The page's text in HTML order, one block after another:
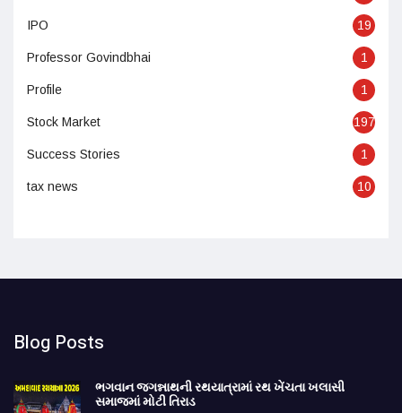
IPO 19
Professor Govindbhai 1
Profile 1
Stock Market 197
Success Stories 1
tax news 10
Blog Posts
ભગવાન જગન્નાથની રથયાત્રામાં રથ ખેંચતા ખલાસી
સમાજમાં મોટી તિરાડ